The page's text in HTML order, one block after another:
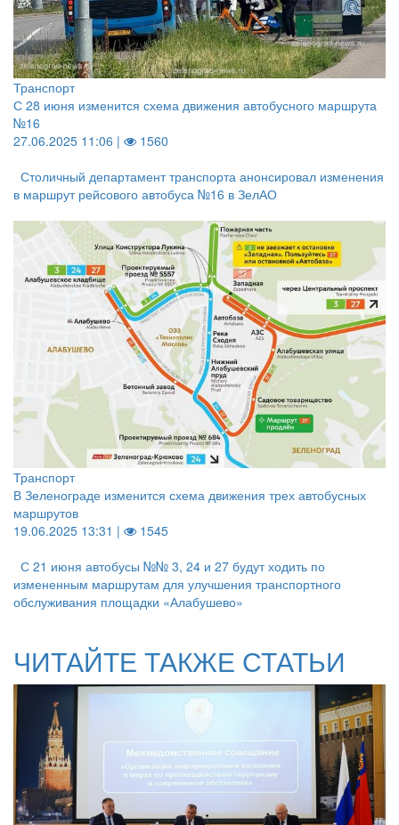
Транспорт
С 28 июня изменится схема движения автобусного маршрута
№16
27.06.2025 11:06 |
1560
Столичный департамент транспорта анонсировал изменения
в маршрут рейсового автобуса №16 в ЗелАО
Транспорт
В Зеленограде изменится схема движения трех автобусных
маршрутов
19.06.2025 13:31 |
1545
С 21 июня автобусы №№ 3, 24 и 27 будут ходить по
измененным маршрутам для улучшения транспортного
обслуживания площадки «Алабушево»
ЧИТАЙТЕ ТАКЖЕ СТАТЬИ